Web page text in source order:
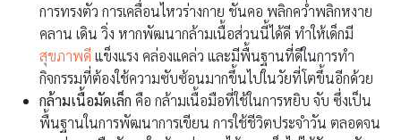
การทรงตัว การเคลื่อนไหวร่างกาย ชันคอ พลิกคว่ำพลิกหงาย
คลาน เดิน วิ่ง หากพัฒนากล้ามเนื้อส่วนนี้ได้ดี ทำให้เด็กมี
สุขภาพดี แข็งแรง คล่องแคล่ว และมีพื้นฐานที่ดีในการทำ
กิจกรรมที่ต้องใช้ความซับซ้อนมากขึ้นไปในวัยที่โตขึ้นอีกด้วย
กล้ามเนื้อมัดเล็ก คือ กล้ามเนื้อมือที่ใช้ในการหยิบ จับ ซึ่งเป็น
พื้นฐานในการพัฒนาการเขียน การใช้ชีวิตประจำวัน ตลอดจน